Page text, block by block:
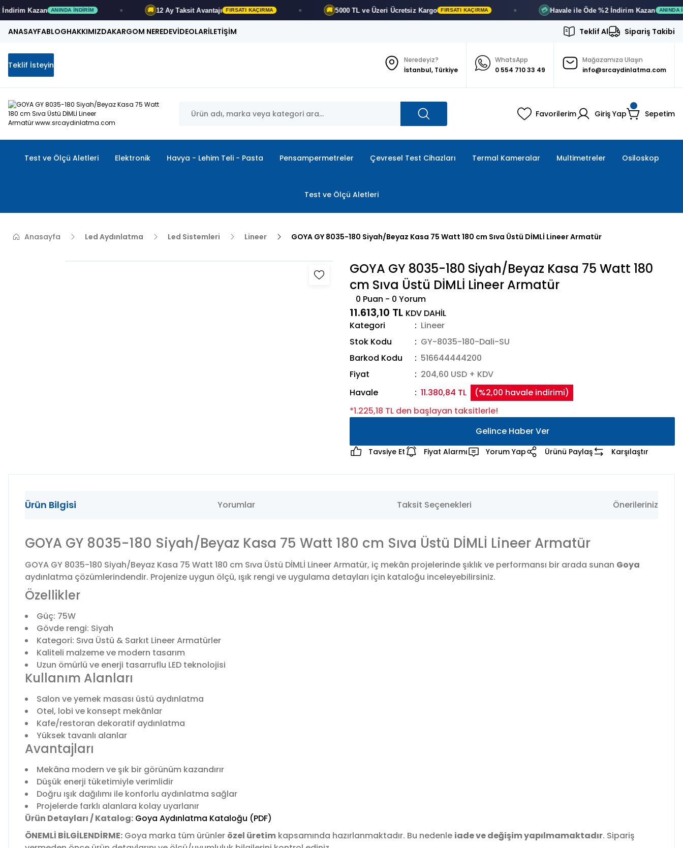
Kazan ANINDA İNDIRIM 12 AyTaksit Avantajı FIRSATI KAÇIRMA 5000 TL ve ÜzeriÜcretsiz Kargo FIRSATI KAÇIRMA Havale ile Öde%2 İndirim Kazan ANINDA İNDIRIM
ANASAYFABLOGHAKKIMIZDAKARGOM NEREDEVİDEOLARİLETİŞİM Teklif Al Sipariş Takibi
Teklif İsteyin
Neredeyiz?
İstanbul, Türkiye
WhatsApp
0 554 710 33 49
Mağazamıza Ulaşın
info@srcaydinlatma.com
Favorilerim Giriş Yap Sepetim
Test ve Ölçü Aletleri Elektronik Havya - Lehim Teli - Pasta Pensampermetreler Çevresel Test Cihazları Termal Kameralar Multimetreler Osiloskop
Test ve Ölçü Aletleri
Anasayfa Led Aydınlatma Led Sistemleri Lineer GOYA GY 8035-180 Siyah/Beyaz Kasa 75 Watt 180 cm Sıva Üstü DİMLİ Lineer Armatür
GOYA GY 8035-180 Siyah/Beyaz Kasa 75 Watt 180
cm Sıva Üstü DİMLİ Lineer Armatür
0 Puan - 0 Yorum
11.613,10 TL KDV DAHİL
Kategori
Lineer
Stok Kodu
GY-8035-180-Dali-SU
Barkod Kodu
516644444200
Fiyat
204,60 USD + KDV
Havale
11.380,84 TL
(%2,00 havale indirimi)
*1.225,18 TL den başlayan taksitlerle!
Gelince Haber Ver
Tavsiye Et Fiyat Alarmı Yorum Yap Ürünü Paylaş Karşılaştır
Ürün Bilgisi Yorumlar Taksit Seçenekleri Önerileriniz
GOYA GY 8035-180 Siyah/Beyaz Kasa 75 Watt 180 cm Sıva Üstü DİMLİ Lineer Armatür
GOYA GY 8035-180 Siyah/Beyaz Kasa 75 Watt 180 cm Sıva Üstü DİMLİ Lineer Armatür, iç mekân projelerinde şıklık ve performansı bir arada sunan Goya
aydınlatma çözümlerindendir. Projenize uygun ölçü, ışık rengi ve uygulama detayları için kataloğu inceleyebilirsiniz.
Özellikler
Güç: 75W
Gövde rengi: Siyah
Kategori: Sıva Üstü & Sarkıt Lineer Armatürler
Kaliteli malzeme ve modern tasarım
Uzun ömürlü ve enerji tasarruflu LED teknolojisi
Kullanım Alanları
Salon ve yemek masası üstü aydınlatma
Otel, lobi ve konsept mekânlar
Kafe/restoran dekoratif aydınlatma
Yüksek tavanlı alanlar
Avantajları
Mekâna modern ve şık bir görünüm kazandırır
Düşük enerji tüketimiyle verimlidir
Doğru ışık dağılımı ile konforlu aydınlatma sağlar
Projelerde farklı alanlara kolay uyarlanır
Ürün Detayları / Katalog: Goya Aydınlatma Kataloğu (PDF)
ÖNEMLİ BİLGİLENDİRME: Goya marka tüm ürünler özel üretim kapsamında hazırlanmaktadır. Bu nedenle iade ve değişim yapılmamaktadır. Sipariş